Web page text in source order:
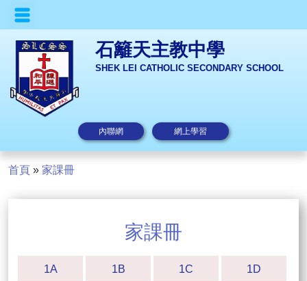
石籬天主教中學
SHEK LEI CATHOLIC SECONDARY SCHOOL
內聯網 網上學習
首頁 » 家課冊
家課冊
1A 1B 1C 1D